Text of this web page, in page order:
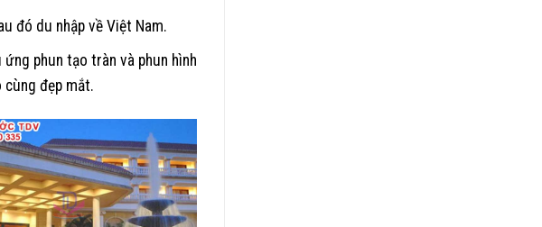
đó du nhập về Việt Nam.
phun tạo tràn và phun hình
cùng đẹp mắt.